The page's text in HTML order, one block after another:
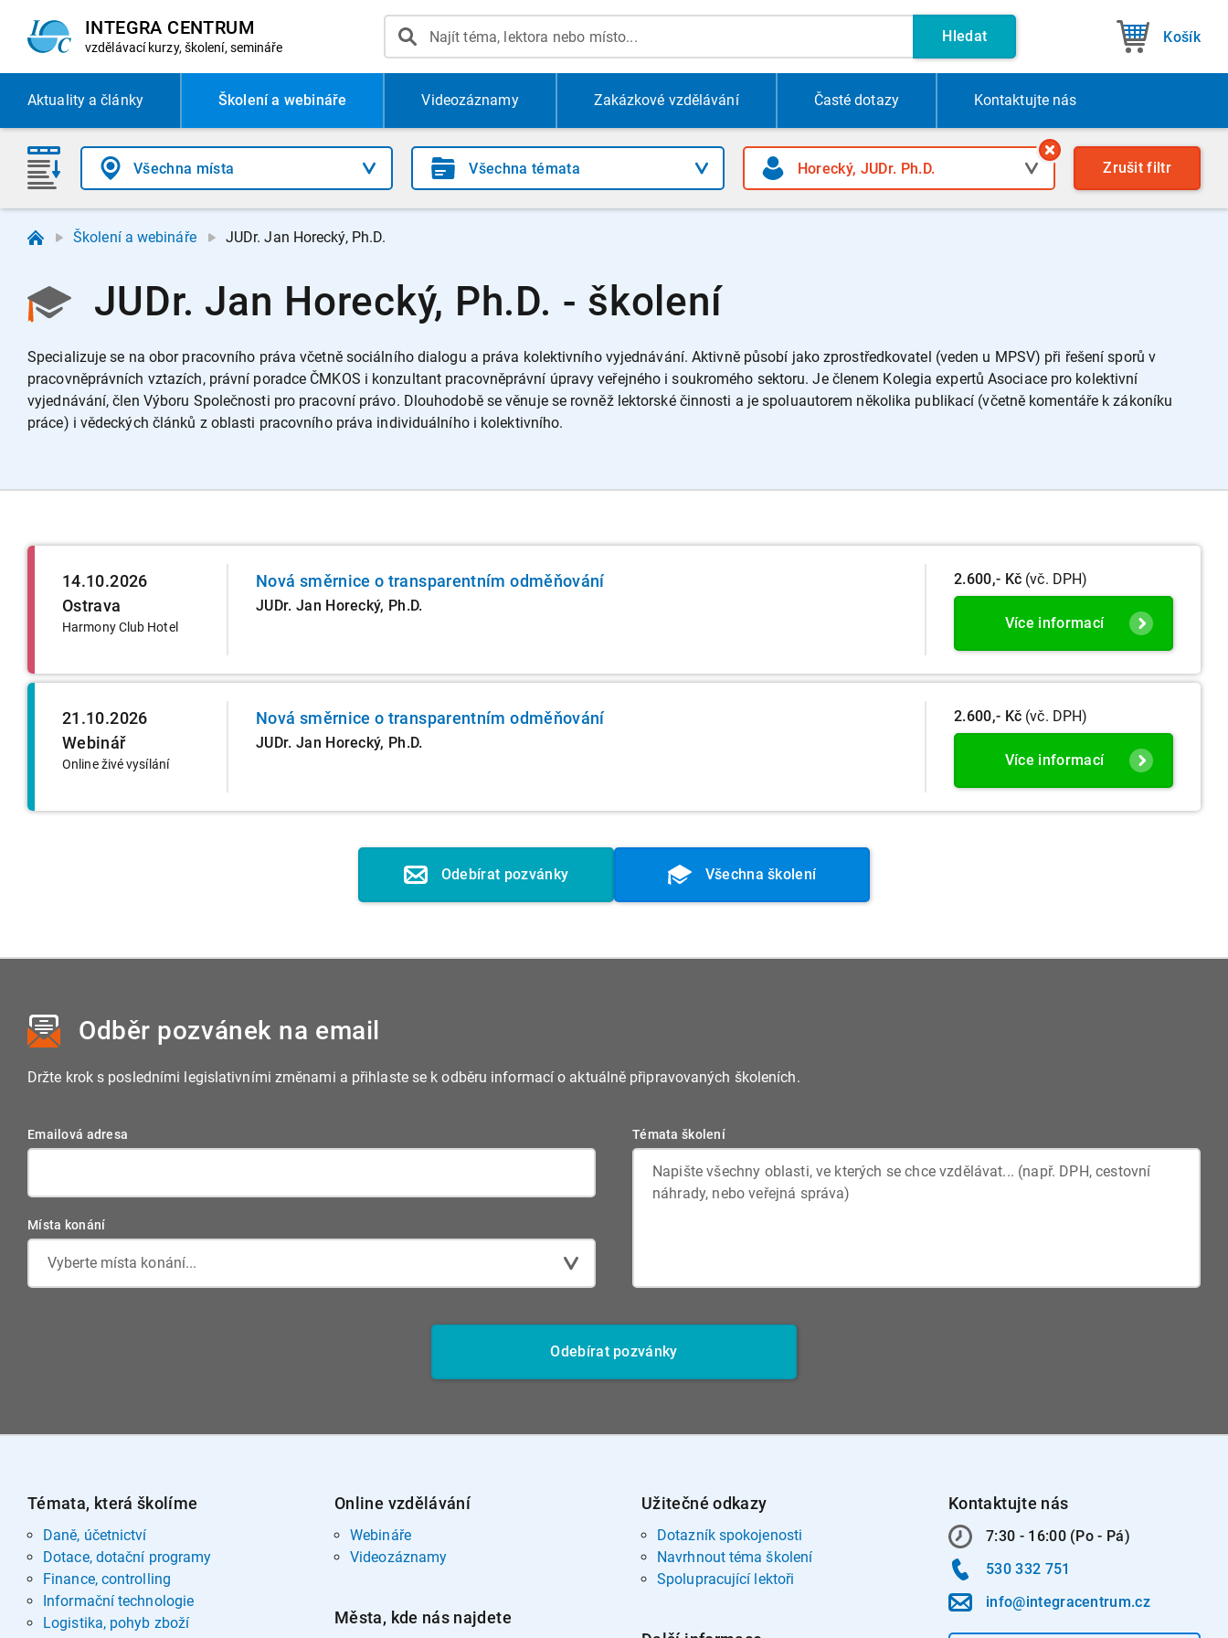
INTEGRA CENTRUM
vzdělávací kurzy, školení, semináře
Hledat Košík
Aktualitya články Školení a webináře Videozáznamy Zakázkové vzdělávání Časté dotazy Kontaktujte nás
Zrušit filtr
Školení a webináře JUDr. Jan Horecký, Ph.D.
JUDr. Jan Horecký, Ph.D. - školení
Specializuje se na obor pracovního práva včetně sociálního dialogu a práva kolektivního vyjednávání. Aktivně působí jako zprostředkovatel (veden u MPSV) při řešení sporů v
pracovněprávních vztazích, právní poradce ČMKOS i konzultant pracovněprávní úpravy veřejného i soukromého sektoru. Je členem Kolegia expertů Asociace pro kolektivní
vyjednávání, člen Výboru Společnosti pro pracovní právo. Dlouhodobě se věnuje se rovněž lektorské činnosti a je spoluautorem několika publikací (včetně komentáře k zákoníku
práce) i vědeckých článků z oblasti pracovního práva individuálního i kolektivního.
14.10.2026
Ostrava
Harmony Club Hotel
Nová směrnice o transparentním odměňování
JUDr. Jan Horecký, Ph.D.
2.600,- Kč (vč. DPH)
Více informací
21.10.2026
Webinář
Online živé vysílání
Nová směrnice o transparentním odměňování
JUDr. Jan Horecký, Ph.D.
2.600,- Kč (vč. DPH)
Více informací
Odebírat pozvánky Všechna školení
Odběr pozvánek na email
Držte krok s posledními legislativními změnami a přihlaste se k odběru informací o aktuálně připravovaných školeních.
Emailová adresa
Místa konání
Vyberte místa konání...
Témata školení
Odebírat pozvánky
Témata, která školíme
Daně, účetnictví
Dotace, dotační programy
Finance, controlling
Informační technologie
Logistika, pohyb zboží
Online vzdělávání
Webináře
Videozáznamy
Města, kde nás najdete
Užitečné odkazy
Dotazník spokojenosti
Navrhnout téma školení
Spolupracující lektoři
Kontaktujte nás
7:30 - 16:00 (Po - Pá)
530 332 751
info@integracentrum.cz